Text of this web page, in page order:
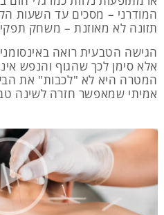
המודרני – מסכים עד השעות
תזונה לא מאוזנת – משחק
הגישה הטבעית רואה
אלא סימן לכך שהגוף והנפש
המטרה היא לא "לכבות" את
אמיתי שמאפשר חזרה לשינה